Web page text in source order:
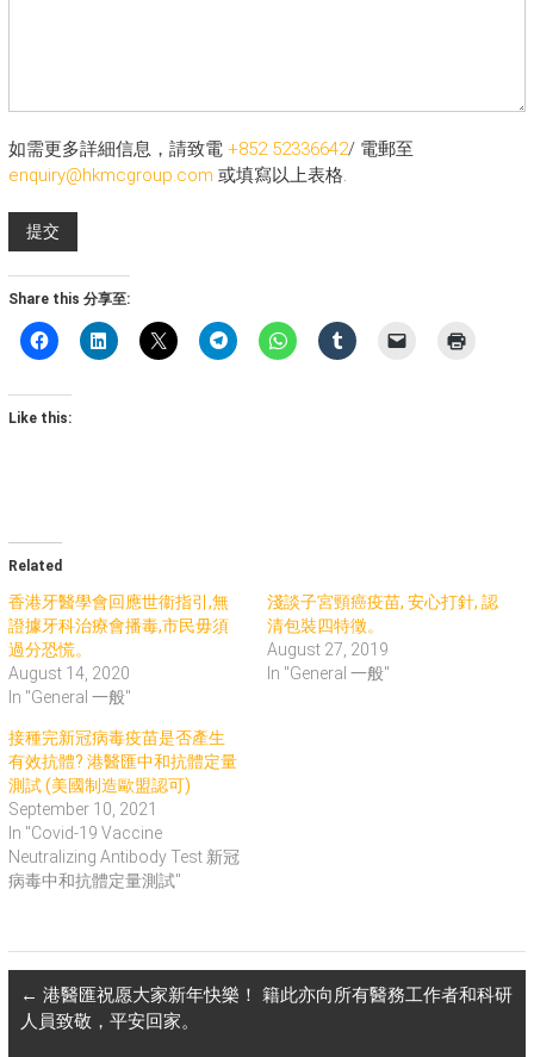
如需更多詳細信息，請致電 +852 52336642/ 電郵至
enquiry@hkmcgroup.com 或填寫以上表格.
Share this 分享至:
Like this:
Related
香港牙醫學會回應世衞指引,無
證據牙科治療會播毒,市民毋須
過分恐慌。
August 14, 2020
In "General 一般"
淺談子宮頸癌疫苗, 安心打針, 認
清包裝四特徵。
August 27, 2019
In "General 一般"
接種完新冠病毒疫苗是否產生
有效抗體? 港醫匯中和抗體定量
測試 (美國制造歐盟認可)
September 10, 2021
In "Covid-19 Vaccine
Neutralizing Antibody Test 新冠
病毒中和抗體定量測試"
← 港醫匯祝愿大家新年快樂！ 籍此亦向所有醫務工作者和科研
人員致敬，平安回家。